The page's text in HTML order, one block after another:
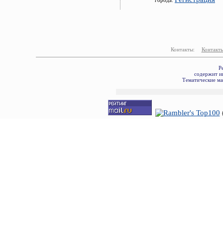
Контакты:
содержит
Тематические